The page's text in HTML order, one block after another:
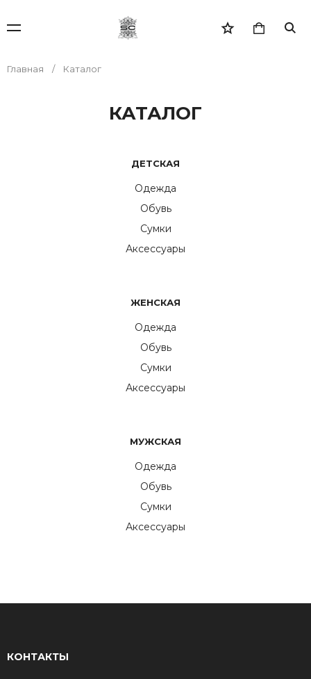
Главная Каталог
КАТАЛОГ
ДЕТСКАЯ
Одежда
Обувь
Сумки
Аксессуары
ЖЕНСКАЯ
Одежда
Обувь
Сумки
Аксессуары
МУЖСКАЯ
Одежда
Обувь
Сумки
Аксессуары
КОНТАКТЫ